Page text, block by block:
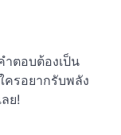
ำตอบต้องเป็น
ครอยากรับพลัง
ย!